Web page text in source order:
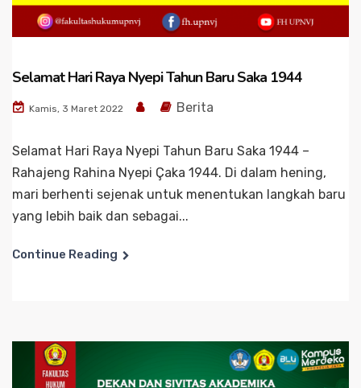
Selamat Hari Raya Nyepi Tahun Baru Saka 1944
Kamis, 3 Maret 2022 Berita
Selamat Hari Raya Nyepi Tahun Baru Saka 1944 –
Rahajeng Rahina Nyepi Çaka 1944. Di dalam hening,
mari berhenti sejenak untuk menentukan langkah baru
yang lebih baik dan sebagai...
Continue Reading